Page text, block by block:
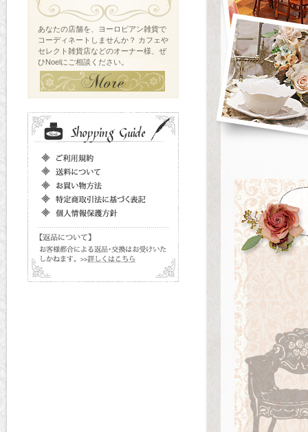
あなたの店舗を、ヨーロピアン雑貨で
コーディネートしませんか？ カフェや
セレクト雑貨店などのオーナー様、ぜ
ひNoelにご相談ください。